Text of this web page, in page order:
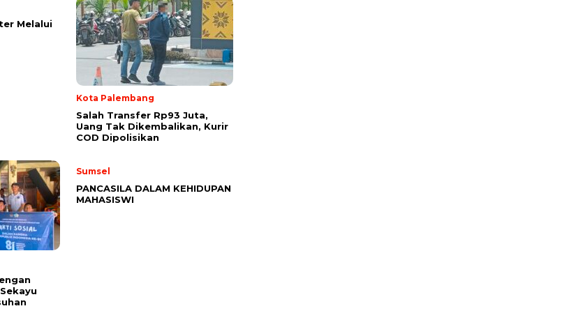
Melalui
Kota Palembang
Salah Transfer Rp93 Juta,
Uang Tak Dikembalikan, Kurir
COD Dipolisikan
Sumsel
PANCASILA DALAM KEHIDUPAN
MAHASISWI